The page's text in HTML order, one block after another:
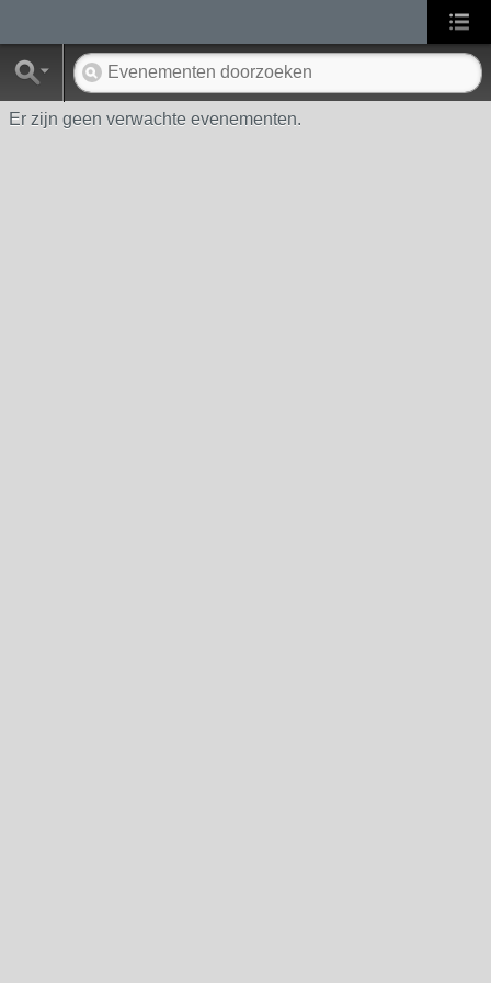
Er zijn geen verwachte evenementen.